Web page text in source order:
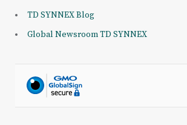
TD SYNNEX Blog
Global Newsroom TD SYNNEX